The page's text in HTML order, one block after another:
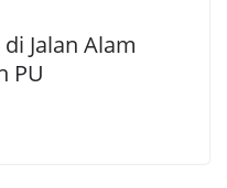
Jalan Alam
PU